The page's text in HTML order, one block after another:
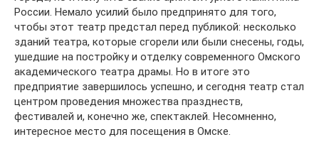
России. Немало усилий было предпринято для того,
чтобы этот театр предстал перед публикой: несколько
зданий театра, которые сгорели или были снесены, годы,
ушедшие на постройку и отделку современного Омского
академического театра драмы. Но в итоге это
предприятие завершилось успешно, и сегодня театр стал
центром проведения множества празднеств,
фестивалей и, конечно же, спектаклей. Несомненно,
интересное место для посещения в Омске.